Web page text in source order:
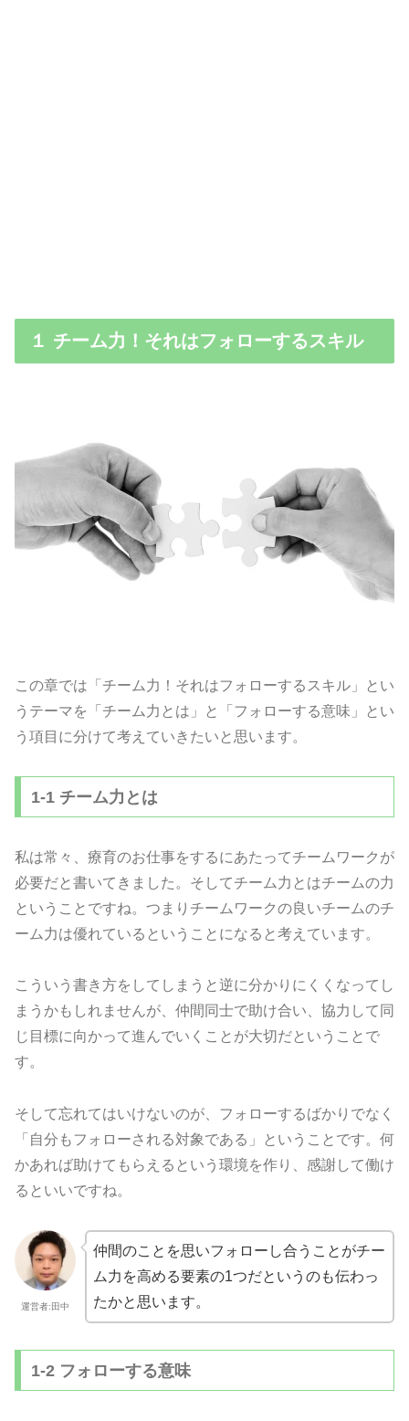
１ チーム力！それはフォローするスキル
この章では「チーム力！それはフォローするスキル」とい
うテーマを「チーム力とは」と「フォローする意味」とい
う項目に分けて考えていきたいと思います。
1-1 チーム力とは
私は常々、療育のお仕事をするにあたってチームワークが
必要だと書いてきました。そしてチーム力とはチームの力
ということですね。つまりチームワークの良いチームのチ
ーム力は優れているということになると考えています。
こういう書き方をしてしまうと逆に分かりにくくなってし
まうかもしれませんが、仲間同士で助け合い、協力して同
じ目標に向かって進んでいくことが大切だということで
す。
そして忘れてはいけないのが、フォローするばかりでなく
「自分もフォローされる対象である」ということです。何
かあれば助けてもらえるという環境を作り、感謝して働け
るといいですね。
運営者:田中
仲間のことを思いフォローし合うことがチー
ム力を高める要素の1つだというのも伝わっ
たかと思います。
1-2 フォローする意味